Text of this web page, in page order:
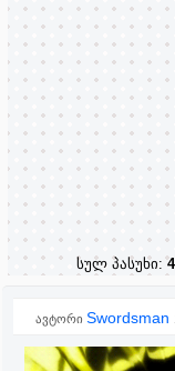
სულ პასუხი:4
ავტორი Swordsman